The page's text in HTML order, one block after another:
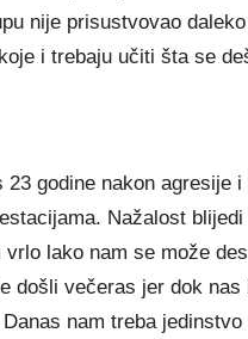
nije prisustvovao
i trebaju učiti šta se
23 godine nakon agresije
Nažalost
lako nam se može
došli večeras jer dok nas
nam treba